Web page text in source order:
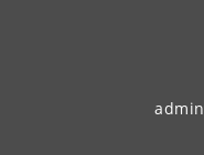
admin